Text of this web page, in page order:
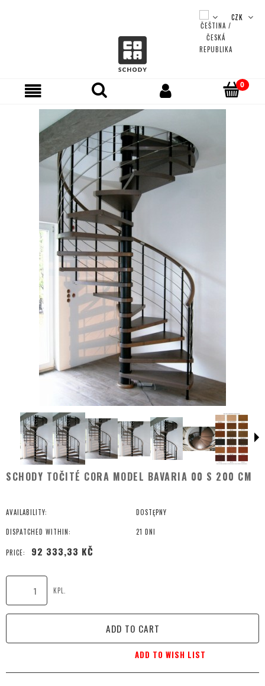
SCHODY TOČITÉ CORA MODEL BAVARIA 00 S 200 CM
AVAILABILITY: DOSTĘPNY
DISPATCHED WITHIN: 21 DNI
PRICE: 92 333,33 KČ
KPL.
ADD TO CART
ADD TO WISH LIST